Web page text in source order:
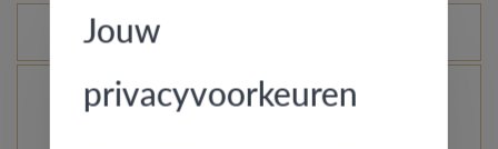
Qu’est-ce que le certificat d’authenticité ?
Comment votre bague en or peut-elle garder un
Jouw
privacyvoorkeuren